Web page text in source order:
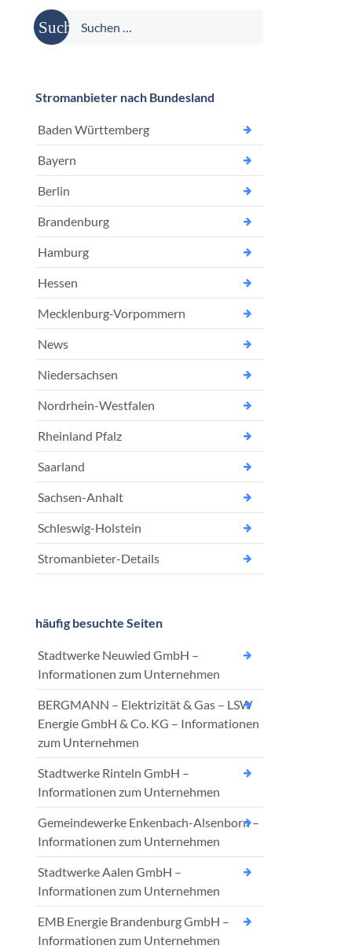
Suche
nach:
Stromanbieter nach Bundesland
Baden Württemberg
Bayern
Berlin
Brandenburg
Hamburg
Hessen
Mecklenburg-Vorpommern
News
Niedersachsen
Nordrhein-Westfalen
Rheinland Pfalz
Saarland
Sachsen-Anhalt
Schleswig-Holstein
Stromanbieter-Details
häufig besuchte Seiten
Stadtwerke Neuwied GmbH –
Informationen zum Unternehmen
BERGMANN – Elektrizität & Gas – LSW
Energie GmbH & Co. KG – Informationen
zum Unternehmen
Stadtwerke Rinteln GmbH –
Informationen zum Unternehmen
Gemeindewerke Enkenbach-Alsenborn –
Informationen zum Unternehmen
Stadtwerke Aalen GmbH –
Informationen zum Unternehmen
EMB Energie Brandenburg GmbH –
Informationen zum Unternehmen